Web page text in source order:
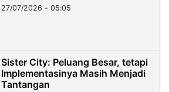
27/07/2026 - 05:05
Sister City: Peluang Besar, tetapi
Implementasinya Masih Menjadi
Tantangan